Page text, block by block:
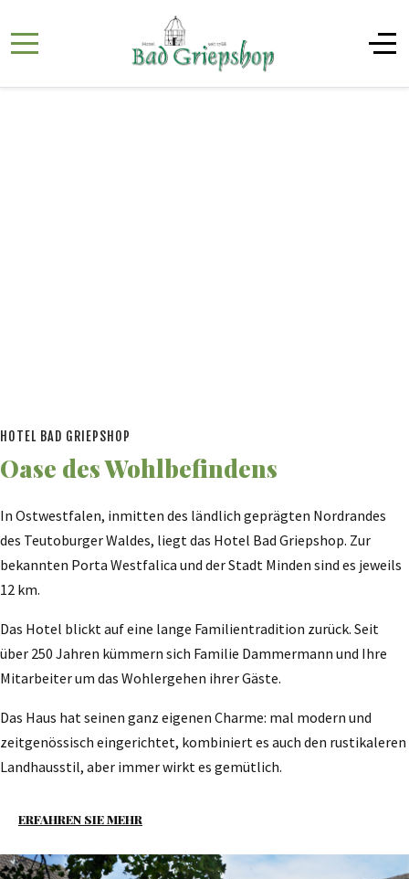
HOTEL BAD GRIEPSHOP
Oase des Wohlbefindens
In Ostwestfalen, inmitten des ländlich geprägten Nordrandes
des Teutoburger Waldes, liegt das Hotel Bad Griepshop. Zur
bekannten Porta Westfalica und der Stadt Minden sind es jeweils
12 km.
Das Hotel blickt auf eine lange Familientradition zurück. Seit
über 250 Jahren kümmern sich Familie Dammermann und Ihre
Mitarbeiter um das Wohlergehen ihrer Gäste.
Das Haus hat seinen ganz eigenen Charme: mal modern und
zeitgenössisch eingerichtet, kombiniert es auch den rustikaleren
Landhausstil, aber immer wirkt es gemütlich.
ERFAHREN SIE MEHR